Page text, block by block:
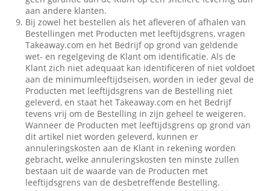
aan andere klanten.
Bij zowel het bestellen als het afleveren of afhalen van
Bestellingen met Producten met leeftijdsgrens, vragen
Takeaway.com en het Bedrijf op grond van geldende
wet- en regelgeving de Klant om identificatie. Als de
Klant zich niet adequaat kan identificeren of niet voldoet
aan de minimumleeftijdseisen, worden in ieder geval de
Producten met leeftijdsgrens van de Bestelling niet
geleverd, en staat het Takeaway.com en het Bedrijf
tevens vrij om de Bestelling in zijn geheel te weigeren.
Wanneer de Producten met leeftijdsgrens op grond van
dit artikel niet worden geleverd, kunnen er
annuleringskosten aan de Klant in rekening worden
gebracht, welke annuleringskosten ten minste zullen
bestaan uit de waarde van de Producten met
leeftijdsgrens van de desbetreffende Bestelling.